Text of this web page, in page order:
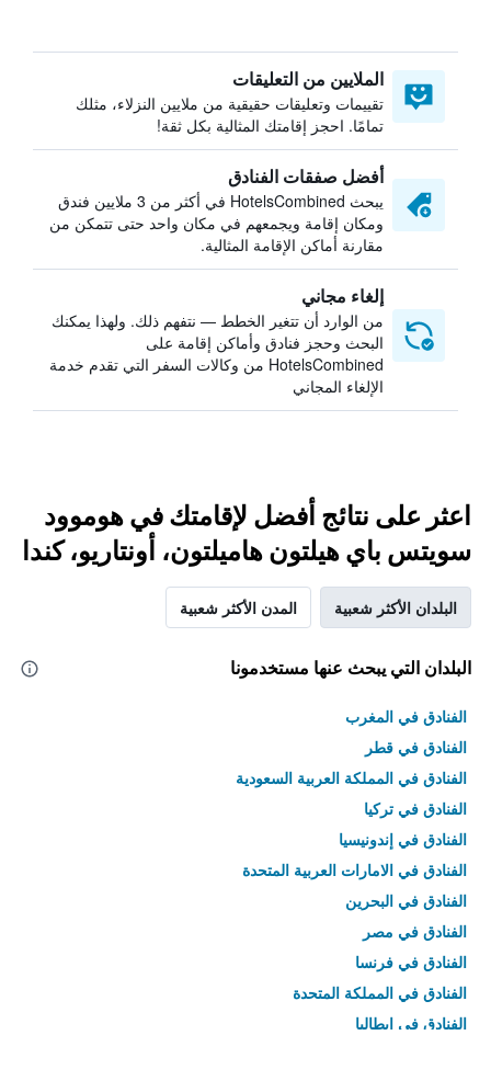
الملايين من التعليقات
تقييمات وتعليقات حقيقية من ملايين النزلاء، مثلك
تمامًا. احجز إقامتك المثالية بكل ثقة!
أفضل صفقات الفنادق
يبحث HotelsCombined في أكثر من 3 ملايين فندق
ومكان إقامة ويجمعهم في مكان واحد حتى تتمكن من
مقارنة أماكن الإقامة المثالية.
إلغاء مجاني
من الوارد أن تتغير الخطط — نتفهم ذلك. ولهذا يمكنك
البحث وحجز فنادق وأماكن إقامة على
HotelsCombined من وكالات السفر التي تقدم خدمة
الإلغاء المجاني
اعثر على نتائج أفضل لإقامتك في هوموود
سويتس باي هيلتون هاميلتون، أونتاريو، كندا
البلدان الأكثر شعبية المدن الأكثر شعبية
البلدان التي يبحث عنها مستخدمونا
الفنادق في المغرب
الفنادق في قطر
الفنادق في المملكة العربية السعودية
الفنادق في تركيا
الفنادق في إندونيسيا
الفنادق في الامارات العربية المتحدة
الفنادق في البحرين
الفنادق في مصر
الفنادق في فرنسا
الفنادق في المملكة المتحدة
الفنادق في إيطاليا